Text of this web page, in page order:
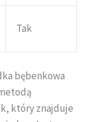
Tak
bębenkowa
który znajduje